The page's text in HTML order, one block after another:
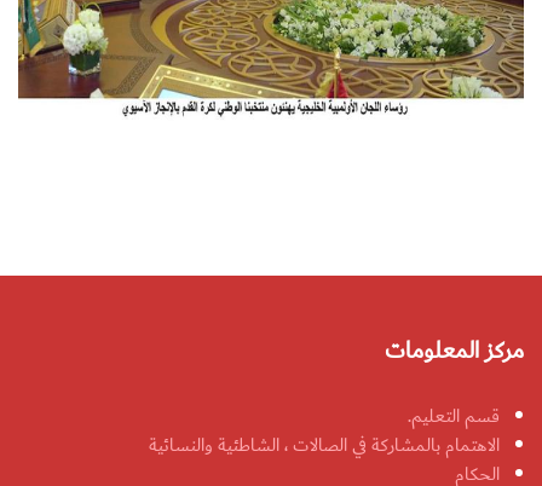
مركز المعلومات
قسم التعليم.
الاهتمام بالمشاركة في الصالات ، الشاطئية والنسائية
الحكام